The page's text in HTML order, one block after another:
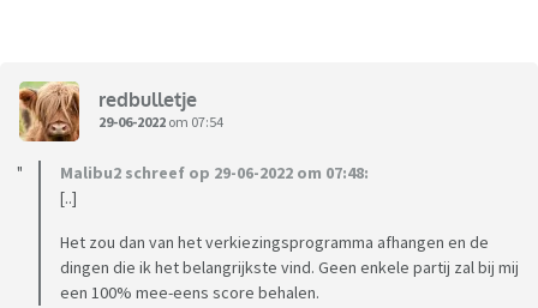
redbulletje
29-06-2022 om 07:54
Malibu2 schreef op 29-06-2022 om 07:48:
[..]
Het zou dan van het verkiezingsprogramma afhangen en de
dingen die ik het belangrijkste vind. Geen enkele partij zal bij mij
een 100% mee-eens score behalen.